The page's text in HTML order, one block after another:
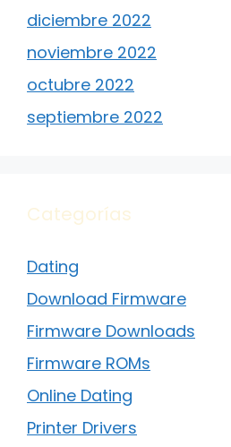
diciembre 2022
noviembre 2022
octubre 2022
septiembre 2022
Categorías
Dating
Download Firmware
Firmware Downloads
Firmware ROMs
Online Dating
Printer Drivers